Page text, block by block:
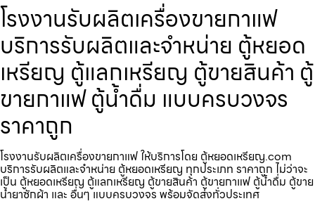
โรงงานรับผลิตเครื่องขายกาแฟ
บริการรับผลิตและจำหน่าย ตู้หยอด
เหรียญ ตู้แลกเหรียญ ตู้ขายสินค้า ตู้
ขายกาแฟ ตู้น้ำดื่ม แบบครบวงจร
ราคาถูก
โรงงานรับผลิตเครื่องขายกาแฟ ให้บริการโดย ตู้หยอดเหรียญ.com
บริการรับผลิตและจำหน่าย ตู้หยอดเหรียญ ทุกประเภท ราคาถูก ไม่ว่าจะ
เป็น ตู้หยอดเหรียญ ตู้แลกเหรียญ ตู้ขายสินค้า ตู้ขายกาแฟ ตู้น้ำดื่ม ตู้ขาย
น้ำยาซักผ้า และ อื่นๆ แบบครบวงจร พร้อมจัดส่งทั่วประเทศ